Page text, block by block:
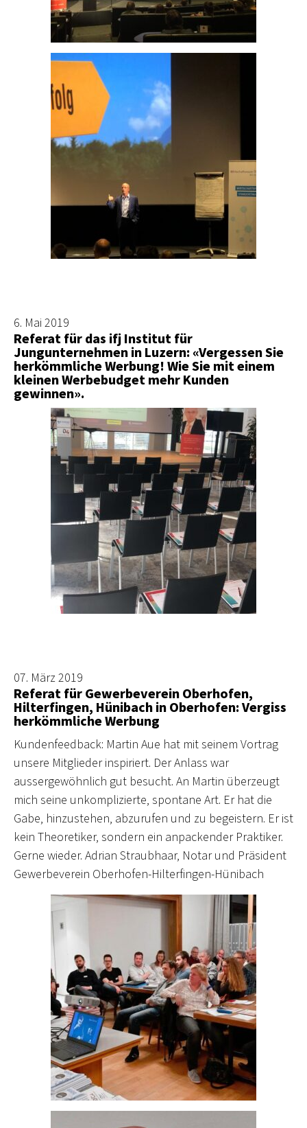
6. Mai 2019
Referat für das ifj Institut für
Jungunternehmen in Luzern: «Vergessen Sie
herkömmliche Werbung! Wie Sie mit einem
kleinen Werbebudget mehr Kunden
gewinnen».
07. März 2019
Referat für Gewerbeverein Oberhofen,
Hilterfingen, Hünibach in Oberhofen: Vergiss
herkömmliche Werbung
Kundenfeedback: Martin Aue hat mit seinem Vortrag
unsere Mitglieder inspiriert. Der Anlass war
aussergewöhnlich gut besucht. An Martin überzeugt
mich seine unkomplizierte, spontane Art. Er hat die
Gabe, hinzustehen, abzurufen und zu begeistern. Er ist
kein Theoretiker, sondern ein anpackender Praktiker.
Gerne wieder. Adrian Straubhaar, Notar und Präsident
Gewerbeverein Oberhofen-Hilterfingen-Hünibach